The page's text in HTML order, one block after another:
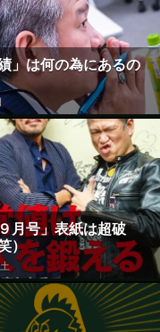
」は何の為にあるの
月号」表紙は超破
）
土